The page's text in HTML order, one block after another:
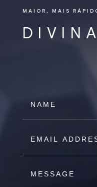
MAIOR, MAIS